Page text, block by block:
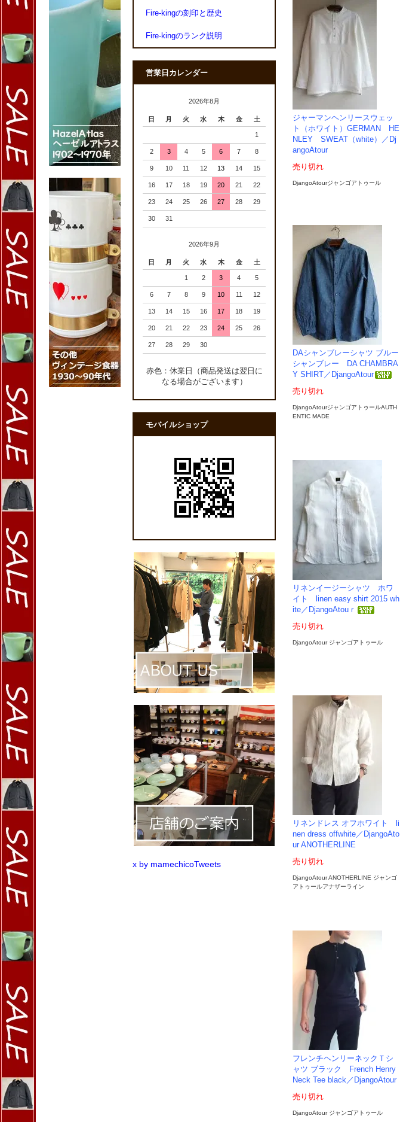
ジャーマンヘンリースウェッ
ト（ホワイト）GERMAN HE
NLEY SWEAT（white）／Dj
angoAtour
売り切れ
DjangoAtourジャンゴアトゥール
DAシャンブレーシャツ ブルー
シャンブレー DA CHAMBRA
Y SHIRT／DjangoAtour
売り切れ
DjangoAtourジャンゴアトゥールAUTH
ENTIC MADE
リネンイージーシャツ ホワ
イト linen easy shirt 2015 wh
ite／DjangoAtouｒ
売り切れ
DjangoAtour ジャンゴアトゥール
リネンドレス オフホワイト li
nen dress offwhite／DjangoAto
ur ANOTHERLINE
売り切れ
DjangoAtour ANOTHERLINE ジャンゴ
アトゥールアナザーライン
フレンチヘンリーネックＴシ
ャツ ブラック French Henry
Neck Tee black／DjangoAtour
売り切れ
DjangoAtour ジャンゴアトゥール
Fire-kingの刻印と歴史
Fire-kingのランク説明
営業日カレンダー
2026年8月
日 月 火 水 木 金 土
1
2 3 4 5 6 7 8
9 10 11 12 13 14 15
16 17 18 19 20 21 22
23 24 25 26 27 28 29
30 31
2026年9月
日 月 火 水 木 金 土
1 2 3 4 5
6 7 8 9 10 11 12
13 14 15 16 17 18 19
20 21 22 23 24 25 26
27 28 29 30
赤色：休業日（商品発送は翌日に
なる場合がございます）
モバイルショップ
x by mamechicoTweets